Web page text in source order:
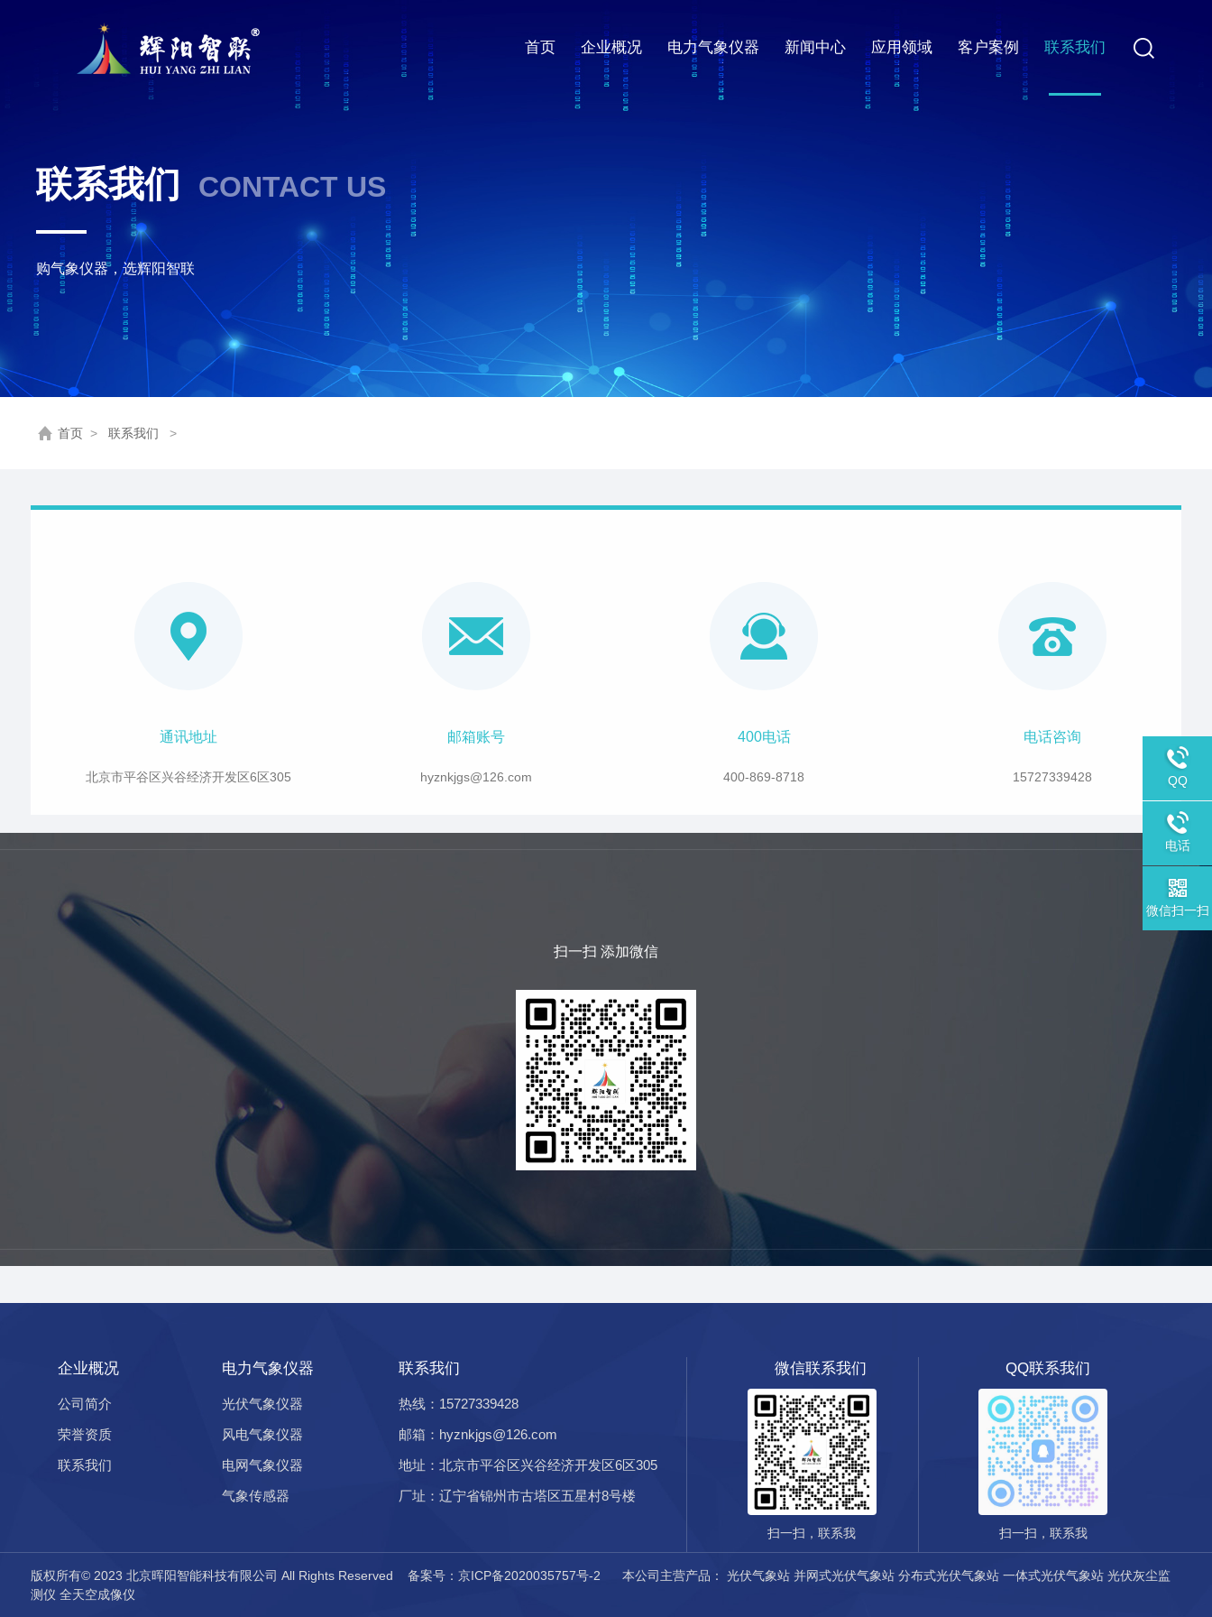
首页 企业概况 电力气象仪器 新闻中心 应用领域 客户案例 联系我们
联系我们 CONTACT US
购气象仪器，选辉阳智联
首页 > 联系我们 >
通讯地址
北京市平谷区兴谷经济开发区6区305
邮箱账号
hyznkjgs@126.com
400电话
400-869-8718
电话咨询
15727339428
扫一扫 添加微信
企业概况
公司简介
荣誉资质
联系我们
电力气象仪器
光伏气象仪器
风电气象仪器
电网气象仪器
气象传感器
联系我们
热线：15727339428
邮箱：hyznkjgs@126.com
地址：北京市平谷区兴谷经济开发区6区305
厂址：辽宁省锦州市古塔区五星村8号楼
微信联系我们
扫一扫，联系我
QQ联系我们
扫一扫，联系我
版权所有© 2023 北京晖阳智能科技有限公司 All Rights Reserved 备案号：京ICP备2020035757号-2 本公司主营产品： 光伏气象站 并网式光伏气象站 分布式光伏气象站 一体式光伏气象站 光伏灰尘监
测仪 全天空成像仪
QQ
电话
微信扫一扫